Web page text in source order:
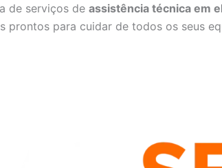
de serviços de assistência técnica em
prontos para cuidar de todos os seus